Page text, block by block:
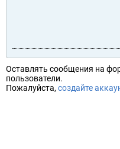
Оставлять сообщения на
пользователи.
Пожалуйста, создайте